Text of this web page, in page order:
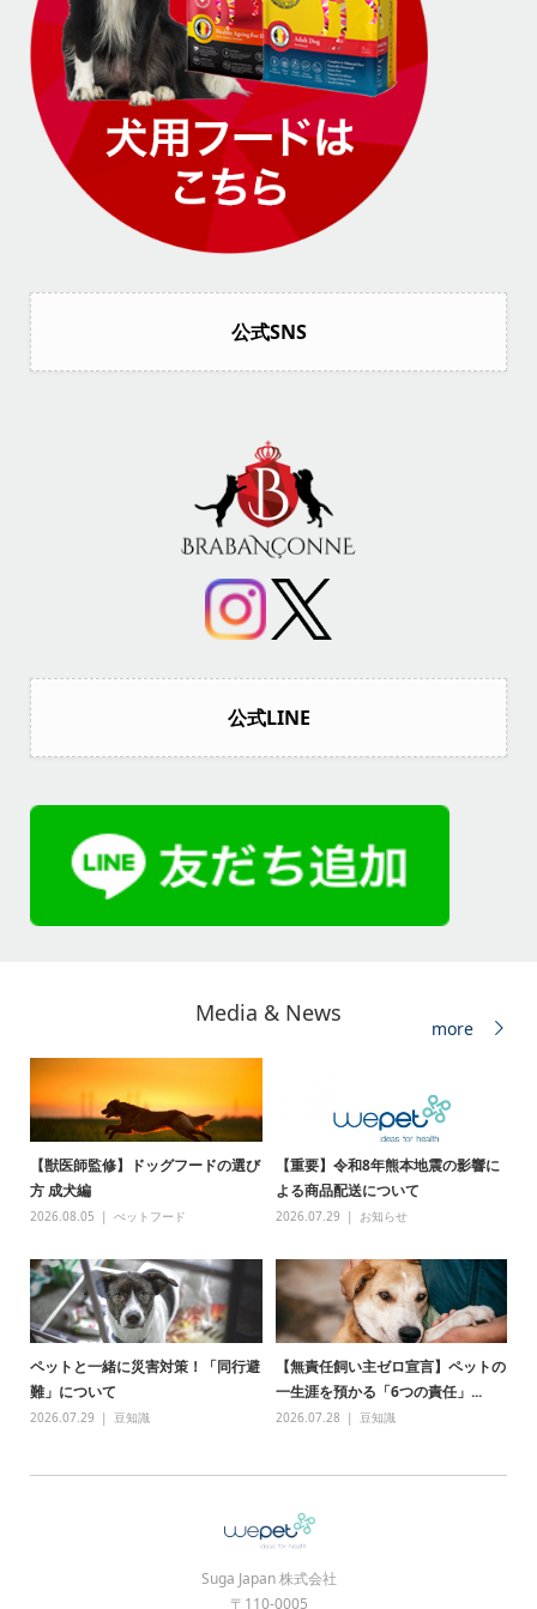
公式SNS
公式LINE
Media & News
more
【獣医師監修】ドッグフードの選び
方 成犬編
2026.08.05 ぺットフード
【重要】令和8年熊本地震の影響に
よる商品配送について
2026.07.29 お知らせ
ペットと一緒に災害対策！「同行避
難」について
2026.07.29 豆知識
【無責任飼い主ゼロ宣言】ペットの
一生涯を預かる「6つの責任」...
2026.07.28 豆知識
Suga Japan 株式会社
〒110-0005